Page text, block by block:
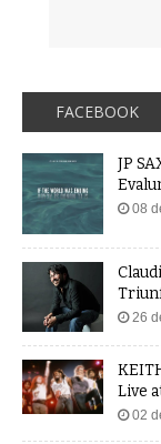
FACEBOOK
JP
08
26
Live
02